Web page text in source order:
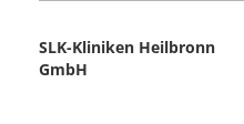
SLK-Kliniken Heilbronn
GmbH